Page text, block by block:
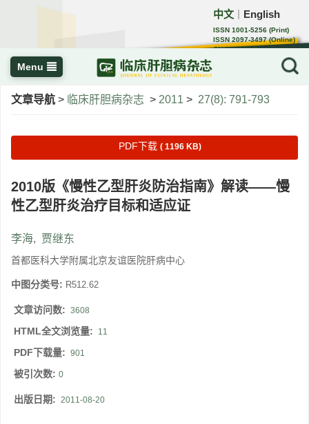
中文 English
ISSN 1001-5256 (Print)
ISSN 2097-3497 (Online)
CN 22-1108/R
Menu
文章导航 > 临床肝胆病杂志 > 2011 > 27(8): 791-793
PDF下载 ( 1196 KB)
2010版《慢性乙型肝炎防治指南》解读——慢
性乙型肝炎治疗目标和适应证
李海, 贾继东
首都医科大学附属北京友谊医院肝病中心
中图分类号: R512.62
文章访问数: 3608
HTML全文浏览量: 11
PDF下载量: 901
被引次数: 0
出版日期: 2011-08-20